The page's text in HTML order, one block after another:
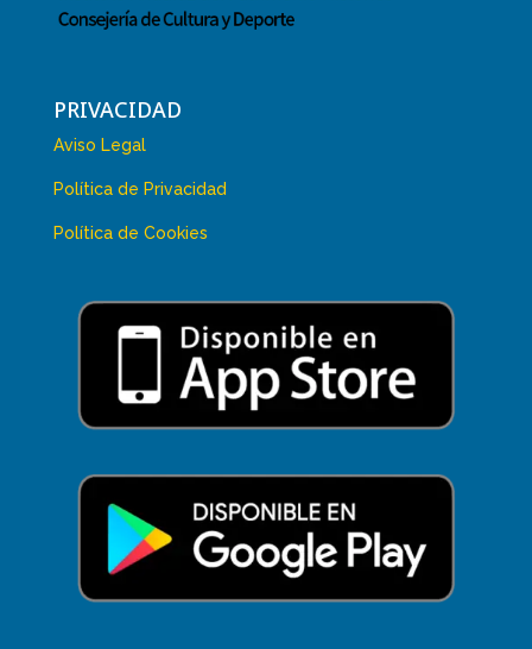
PRIVACIDAD
Aviso Legal
Política de Privacidad
Política de Cookies